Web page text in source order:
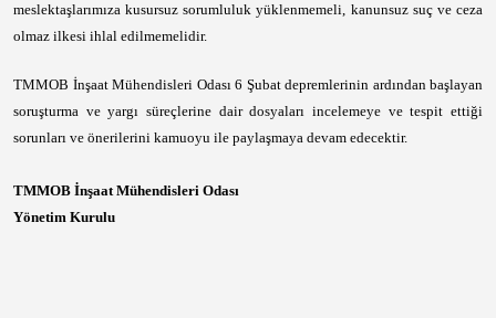
meslektaşlarımıza kusursuz sorumluluk yüklenmemeli, kanunsuz suç ve ceza
olmaz ilkesi ihlal edilmemelidir.
TMMOB İnşaat Mühendisleri Odası 6 Şubat depremlerinin ardından başlayan
soruşturma ve yargı süreçlerine dair dosyaları incelemeye ve tespit ettiği
sorunları ve önerilerini kamuoyu ile paylaşmaya devam edecektir.
TMMOB İnşaat Mühendisleri Odası
Yönetim Kurulu